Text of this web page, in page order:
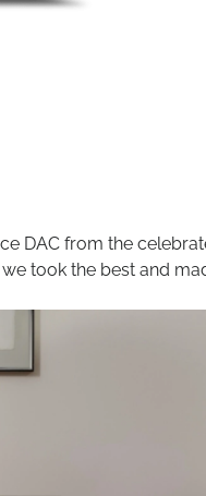
DAC from the
took the best and